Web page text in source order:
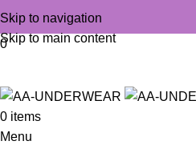
Skip to navigation
Skip to main content
0
0 items
Menu